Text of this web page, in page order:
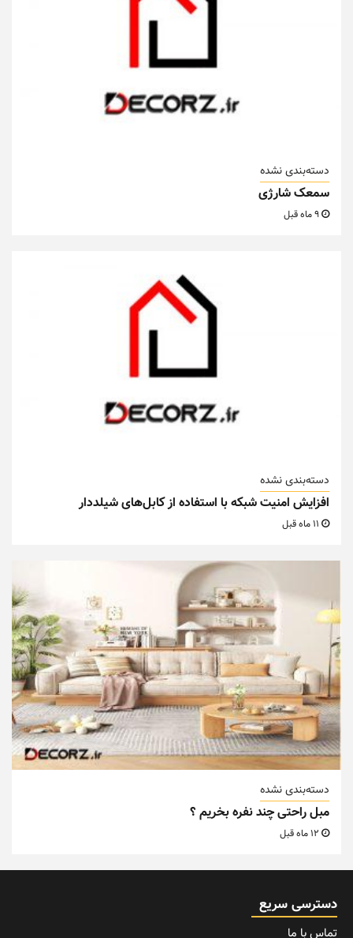
دسته‌بندی نشده
سمعک شارژی
دسته‌بندی نشده
افزایش امنیت شبکه با استفاده از کابل‌های شیلددار
دسته‌بندی نشده
مبل راحتی چند نفره بخریم ؟
دسترسی سریع
تماس با ما